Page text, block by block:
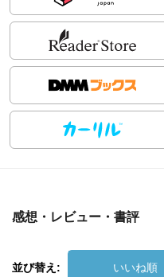
感想・レビュー・書評
並び替え: いいね順